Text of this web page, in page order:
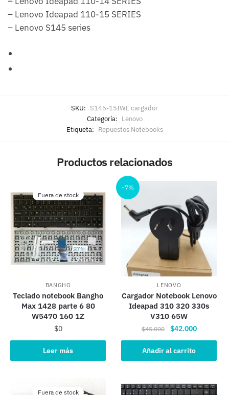
– Lenovo Ideapad 110-15 SERIES
– Lenovo S145 series
SKU: S145-15IWL cargador
Categoría: Lenovo
Etiqueta: Repuestos Notebooks
Productos relacionados
Fuera de stock
BANGHO
Teclado notebook Bangho
Max 1428 parte 6 80
W5470 160 1Z
$0
Leer más
-7%
LENOVO
Cargador Notebook Lenovo
Ideapad 310 320 330s
V310 65W
$45.000
El
precio
original
era:
$42.000El
precio
es:
Añadir al carrito
Fuera de stock